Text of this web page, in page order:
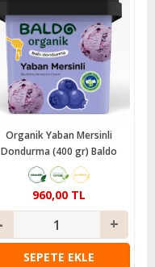
Organik Yaban Mersinli
Dondurma (400 gr) Baldo
960,00 TL
SEPETE EKLE